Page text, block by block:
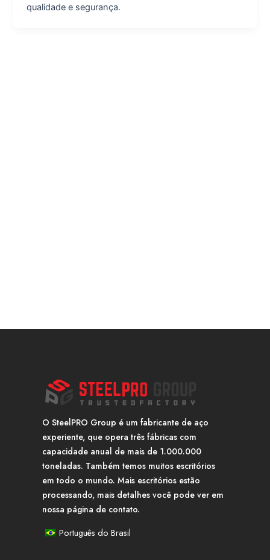
qualidade e segurança.
O SteelPRO Group é um fabricante de aço
experiente, que opera três fábricas com
capacidade anual de mais de 1.000.000
toneladas. Também temos muitos escritórios
em todo o mundo. Mais escritórios estão
processando, mais detalhes você pode ver em
nossa página de contato.
Português do Brasil